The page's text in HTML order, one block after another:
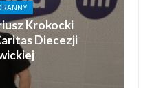
Krokocki
Diecezji